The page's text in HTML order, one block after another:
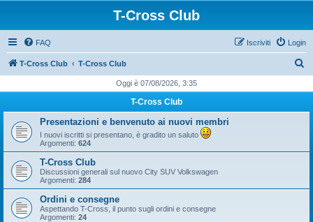
T-Cross Club
FAQ Login
Iscriviti
T-Cross Club T-Cross Club
c
Oggi è 07/08/2026, 3:35
T-Cross Club
Presentazioni e benvenuto ai nuovi membri
I nuovi iscritti si presentano, è gradito un saluto
Argomenti: 624
T-Cross Club
Discussioni generali sul nuovo City SUV Volkswagen
Argomenti: 284
Ordini e consegne
Aspettando T-Cross, il punto sugli ordini e consegne
Argomenti: 24